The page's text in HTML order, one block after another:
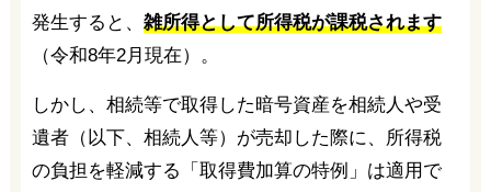
発生すると、 雑所得として所得税が課税されます
（令和8年2月現在）。
しかし、相続等で取得した暗号資産を相続人や受
遺者（以下、相続人等）が売却した際に、所得税
の負担を軽減する「取得費加算の特例」は適用で